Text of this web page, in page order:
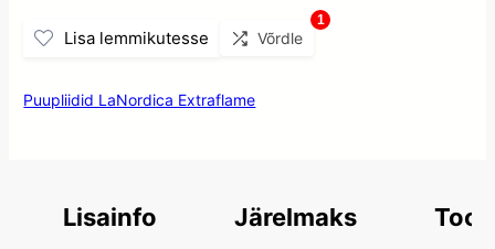
Lisa lemmikutesse Võrdle
1
Puupliidid LaNordica Extraflame
Lisainfo Järelmaks